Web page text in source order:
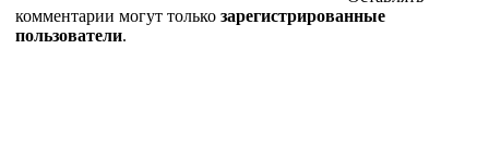
комментарии могут только зарегистрированные
пользователи.